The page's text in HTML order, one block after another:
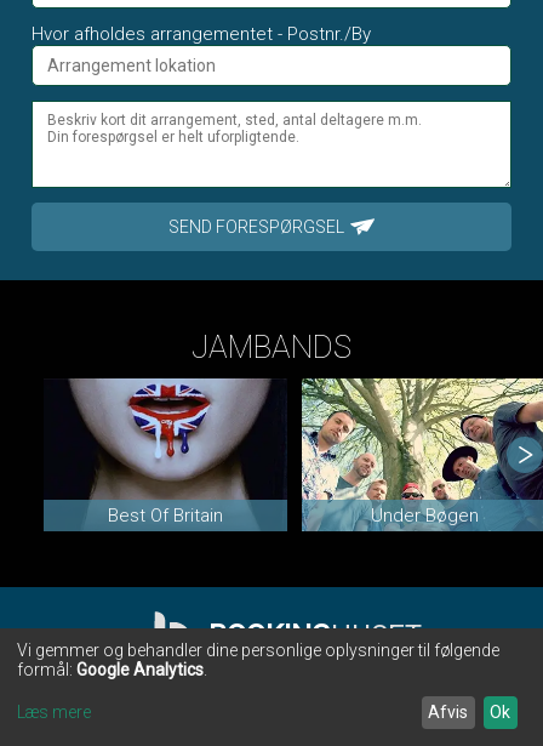
Hvor afholdes arrangementet - Postnr./By
SEND FORESPØRGSEL
JAMBANDS
Best Of Britain Under Bøgen
BOOKINGHUSET
•
INFO@BOOKINGHUSET.DK
Vi gemmer og behandler dine personlige oplysninger til følgende
formål: Google Analytics
Læs mere Afvis Ok